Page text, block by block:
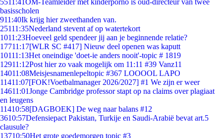
5511:41OM-Teamleider met kinderporno is oud-directeur van twee
basisscholen
911:40Ik krijg hier zweethanden van.
25111:35Nederland stevent af op watertekort
1011:23Hoeveel geld spendeer jij aan je beginnende relatie?
17711:17[WLR SC #417] Nieuw deel openen was kaputt
10111:13Het oneindige 'doet-ie anders nooit'-topic # 1819
12911:12Post hier zo vaak mogelijk om 11:11 #39 Vanz11
14011:08Meisjesnamenlepeltopic #367 LOOOOL LAPO
11411:07[FOK!Voetbalmanager 2026/2027] #1 We zijn er weer
14611:01Jonge Cambridge professor stapt op na claims over plagiaat
en leugens
11410:58[DAGBOEK] De weg naar balans #12
3610:57Defensiepact Pakistan, Turkije en Saudi-Arabië bevat art.5
clausule?
13710:50Het grote goedemorgen topic #3